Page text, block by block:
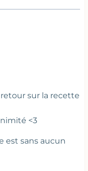
sur la recette
<3
est sans aucun